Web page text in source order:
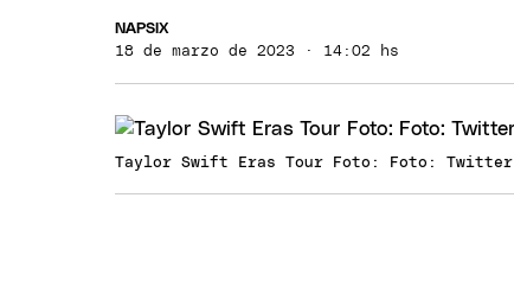
NAPSIX
18 de marzo de 2023 · 14:02 hs
Taylor Swift Eras Tour Foto: Foto: Twitter